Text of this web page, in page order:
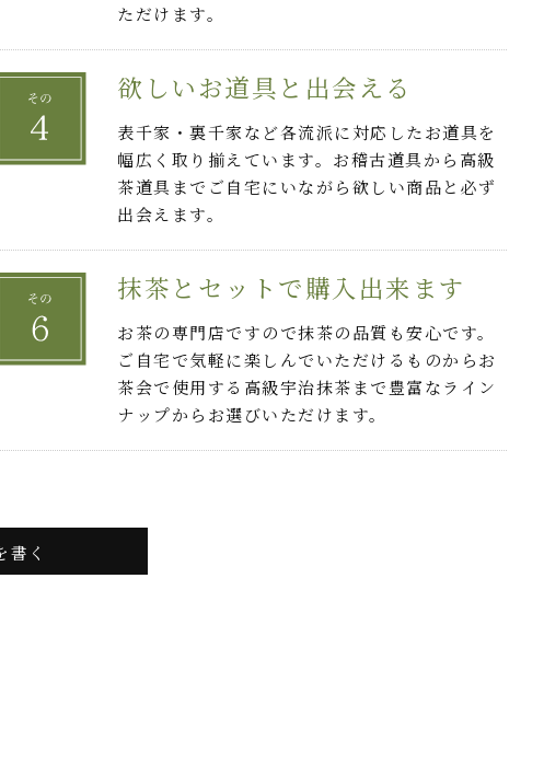
ただけます。
欲しいお道具と出会える
表千家・裏千家など各流派に対応したお道具を
幅広く取り揃えています。お稽古道具から高級
茶道具までご自宅にいながら欲しい商品と必ず
出会えます。
抹茶とセットで購入出来ます
お茶の専門店ですので抹茶の品質も安心です。
ご自宅で気軽に楽しんでいただけるものからお
茶会で使用する高級宇治抹茶まで豊富なライン
ナップからお選びいただけます。
書く